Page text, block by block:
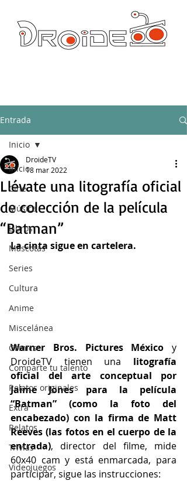
Entrada
Inicio
Cine
Música
Libros
Mascotas
Series
Cultura
Anime
Miscelánea
Cómics
Comparte tu talento
Relatos originales
Extra
Relatos
Trivias
Videojuegos
Inicio
Llévate una litografía oficial
de colección de la película
“Batman”
DroideTV
18 mar 2022
La cinta sigue en cartelera.
Warner Bros. Pictures México y
DroideTV tienen una litografía
oficial del arte conceptual por
Jaime Jones para la película
“Batman” (como la foto del
encabezado) con la firma de Matt
Reeves (las fotos en el cuerpo de la
entrada), director del filme, mide
60x40 cam y está enmarcada, para
participar, sigue las instrucciones: